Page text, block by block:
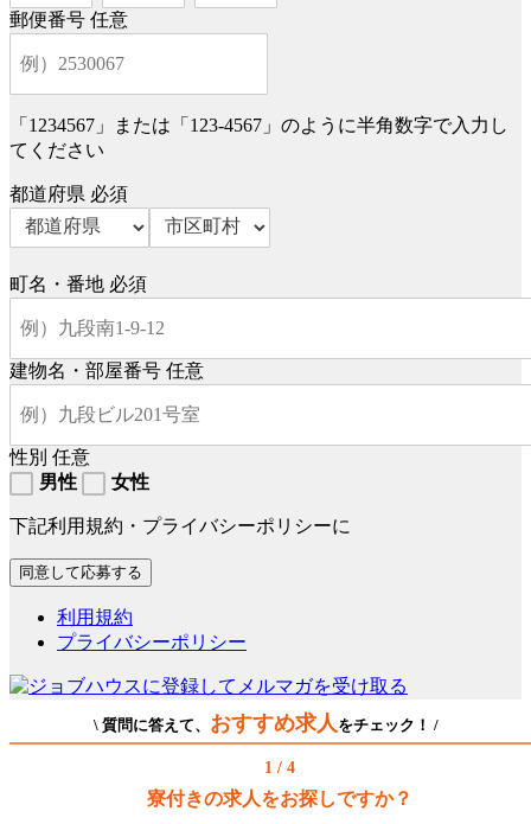
郵便番号 任意
「1234567」または「123-4567」のように半角数字で入力し
てください
都道府県 必須
町名・番地 必須
建物名・部屋番号 任意
性別 任意
男性
女性
下記利用規約・プライバシーポリシーに
利用規約
プライバシーポリシー
\ 質問に答えて、 おすすめ求人 をチェック！ /
1 / 4
寮付きの求人をお探しですか？